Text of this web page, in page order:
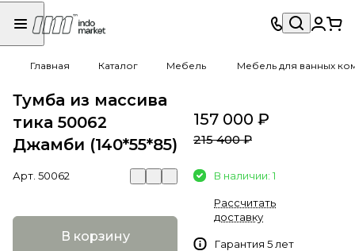
Главная Каталог Мебель Мебель для ванных
Тумба из массива
тика 50062
Джамби (140*55*85)
Арт. 50062
В корзину
157 000 ₽
215 400 ₽
В наличии: 1
Рассчитать
доставку
Гарантия 5 лет